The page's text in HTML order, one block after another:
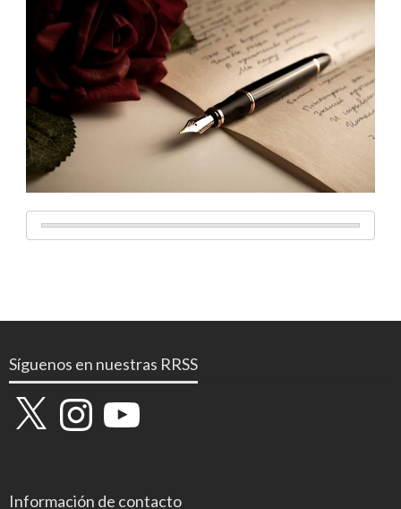
Síguenos en nuestras RRSS
X InstagramYouTube
Información de contacto